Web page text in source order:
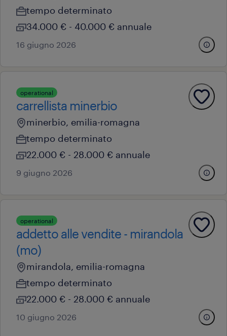
tempo determinato
34.000 € - 40.000 € annuale
16 giugno 2026
operational
carrellista minerbio
minerbio, emilia-romagna
tempo determinato
22.000 € - 28.000 € annuale
9 giugno 2026
operational
addetto alle vendite - mirandola
(mo)
mirandola, emilia-romagna
tempo determinato
22.000 € - 28.000 € annuale
10 giugno 2026